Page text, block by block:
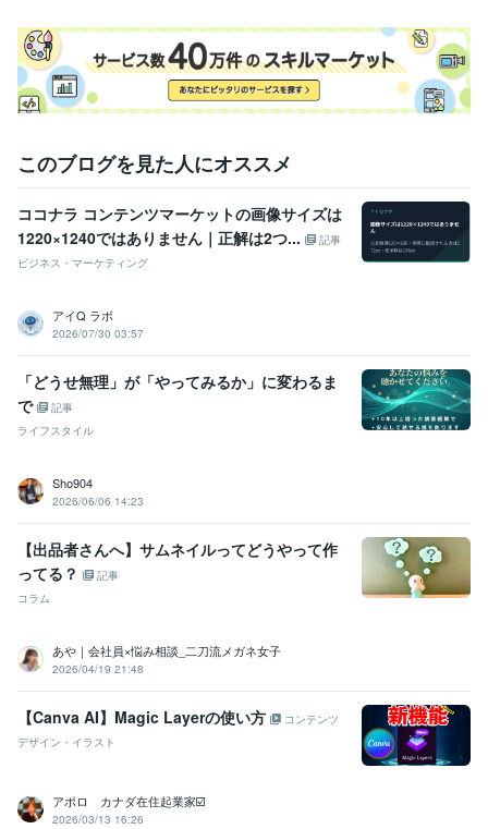
ごめんねではなくおめでとうを赤ちゃんに 行政にてテレワーク講座
ごめんねではなくありがとうを赤ちゃんに
Excel:10年 Google サイト:15年 Google スライド:7年
Google ドキュメント:9年PowerPoint:10年
Procreate:3年
得意分野
講座 占い
妊活
開運
悩み相談・カウンセリング オラクルカードで子宝鑑定 婚活疲れ電話
相談 妊活疲れ相談 切迫流産のアドバイス電話相談
このブログを見た人にオススメ
ココナラ コンテンツマーケットの画像サイズは
1220×1240ではありません｜正解は2つ...
記事
ビジネス・マーケティング
アイQ ラボ
2026/07/30 03:57
「どうせ無理」が「やってみるか」に変わるま
で
記事
ライフスタイル
Sho904
2026/06/06 14:23
【出品者さんへ】サムネイルってどうやって作
ってる？
記事
コラム
あや｜会社員×悩み相談_二刀流メガネ女子
2026/04/19 21:48
【Canva AI】Magic Layerの使い方
コンテンツ
デザイン・イラスト
アポロ カナダ在住起業家☑️
2026/03/13 16:26